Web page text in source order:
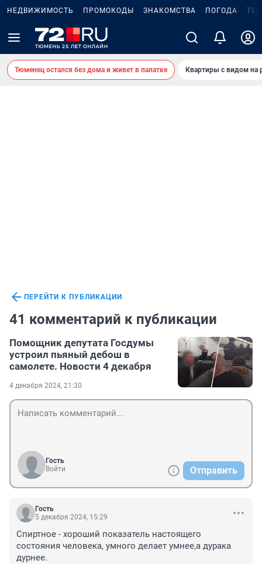
НЕДВИЖИМОСТЬ ПРОМОКОДЫ ЗНАКОМСТВА ПОГОДА
Тюменец остался без дома и живет в палатке Квартиры с видом на
ПЕРЕЙТИ К ПУБЛИКАЦИИ
41 комментарий к публикации
Помощник депутата Госдумы
устроил пьяный дебош в
самолете. Новости 4 декабря
4 декабря 2024, 21:30
Гость
Войти
Отправить
Гость
5 декабря 2024, 15:29
Спиртное - хороший показатель настоящего
состояния человека, умного делает умнее,а дурака
дурнее.